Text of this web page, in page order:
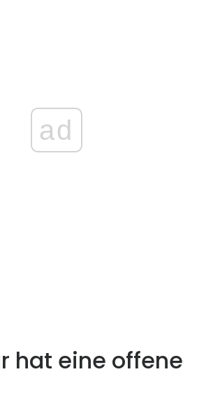
ad
hat eine offene